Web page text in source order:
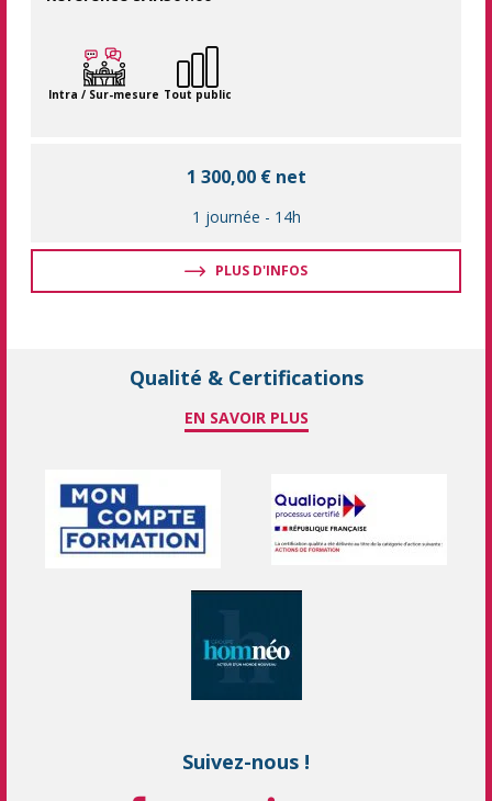
Intra / Sur-mesure Tout public
1 300,00 € net
1 journée - 14h
PLUS D'INFOS
Qualité & Certifications
EN SAVOIR PLUS
Suivez-nous !